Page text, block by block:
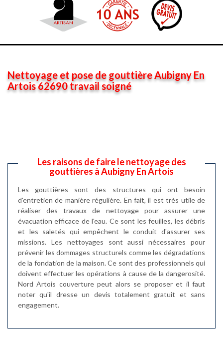
Nettoyage et pose de gouttière Aubigny En
Artois 62690 travail soigné
Les raisons de faire le nettoyage des
gouttières à Aubigny En Artois
Les gouttières sont des structures qui ont besoin
d'entretien de manière régulière. En fait, il est très utile de
réaliser des travaux de nettoyage pour assurer une
évacuation efficace de l'eau. Ce sont les feuilles, les débris
et les saletés qui empêchent le conduit d'assurer ses
missions. Les nettoyages sont aussi nécessaires pour
prévenir les dommages structurels comme les dégradations
de la fondation de la maison. Ce sont des professionnels qui
doivent effectuer les opérations à cause de la dangerosité.
Nord Artois couverture peut alors se proposer et il faut
noter qu'il dresse un devis totalement gratuit et sans
engagement.